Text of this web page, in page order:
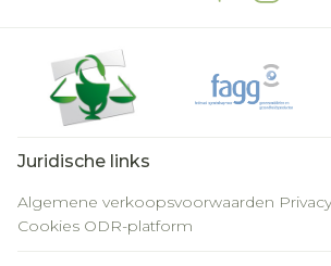
Juridische links
Algemene verkoopsvoorwaarden
Cookies ODR-platform